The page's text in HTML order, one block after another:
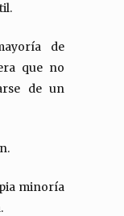
de
que no
de un
minoría